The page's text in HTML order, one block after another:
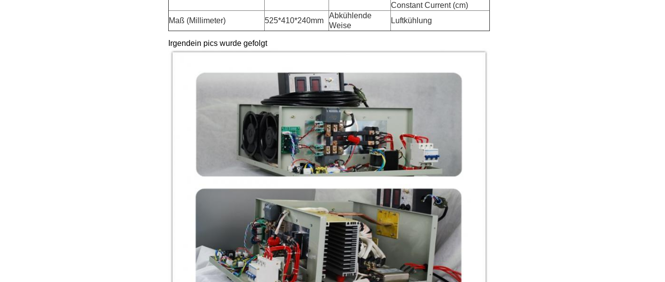
Constant Current (cm)
Maß (Millimeter)
525*410*240mm
Abkühlende
Weise
Luftkühlung
Irgendein pics wurde gefolgt